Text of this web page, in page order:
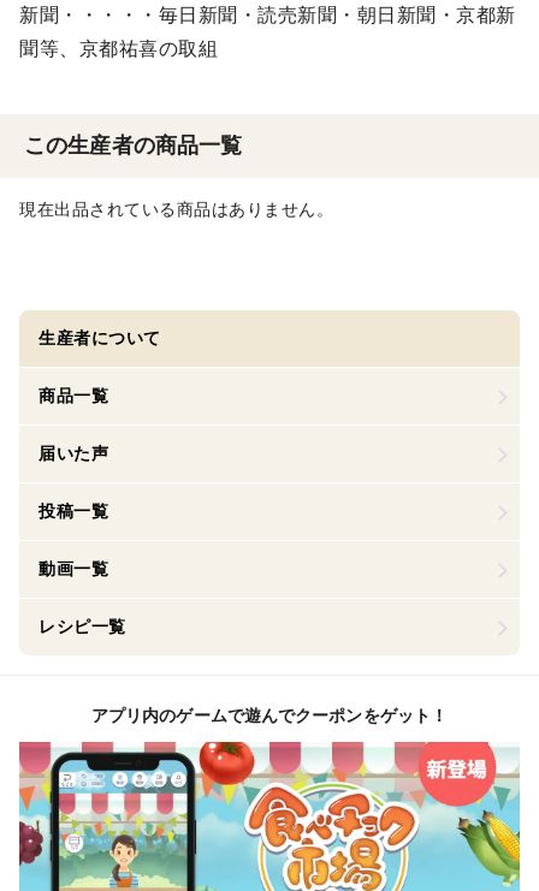
新聞・・・・・毎日新聞・読売新聞・朝日新聞・京都新
聞等、京都祐喜の取組
この生産者の商品一覧
現在出品されている商品はありません。
生産者について
商品一覧
届いた声
投稿一覧
動画一覧
レシピ一覧
アプリ内のゲームで遊んでクーポンをゲット！